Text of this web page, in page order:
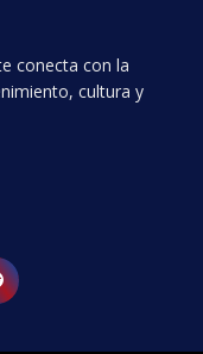
conecta con la
cultura y